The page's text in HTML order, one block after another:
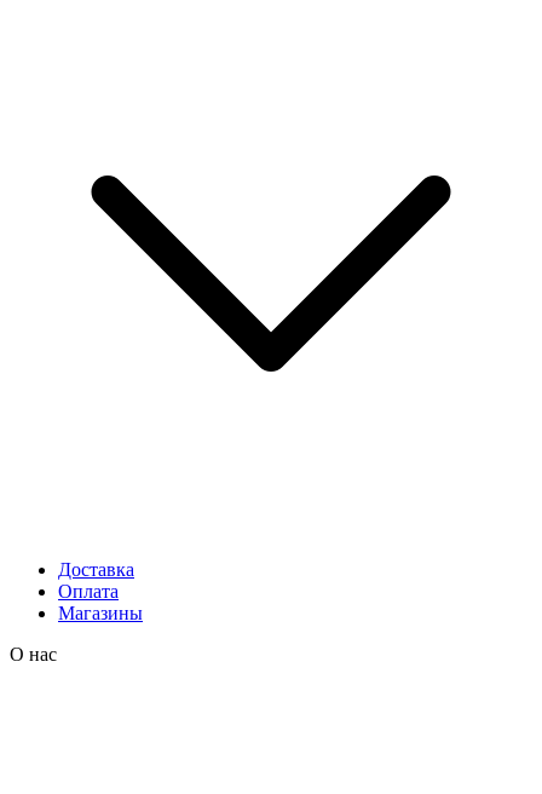
Доставка
Оплата
Магазины
О нас